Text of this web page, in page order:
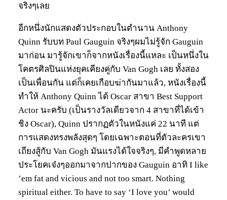
จริงๆเลย
อีกหนึ่งนักแสดงตัวประกอบในตำนาน Anthony
Quinn รับบท Paul Gauguin จริงๆผมไม่รู้จัก Gauguin
มาก่อน มารู้จักเขาก็จากหนังเรื่องนี้แหละ เป็นหนึ่งใน
โคตรศิลปินแห่งยุคเคียงคู่กับ Van Gogh เลย ทั้งสอง
เป็นเพื่อนกัน แต่ก็เคยเกือบฆ่ากันมาแล้ว, หนังเรื่องนี้
ทำให้ Anthony Quinn ได้ Oscar สาขา Best Support
Actor นะครับ (เป็นรางวัลเดียวจาก 4 สาขาที่ได้เข้า
ชิง Oscar), Quinn ปรากฏตัวในหนังแค่ 22 นาที แต่
การแสดงทรงพลังสุดๆ โดยเฉพาะตอนที่ตัวละครเขา
เถียงสู้กับ Van Gogh มันแรงได้ใจจริงๆ, มีคำพูดหลาย
ประโยคเจ๋งๆออกมาจากปากของ Gauguin อาทิ I like
’em fat and vicious and not too smart. Nothing
spiritual either. To have to say ‘I love you’ would